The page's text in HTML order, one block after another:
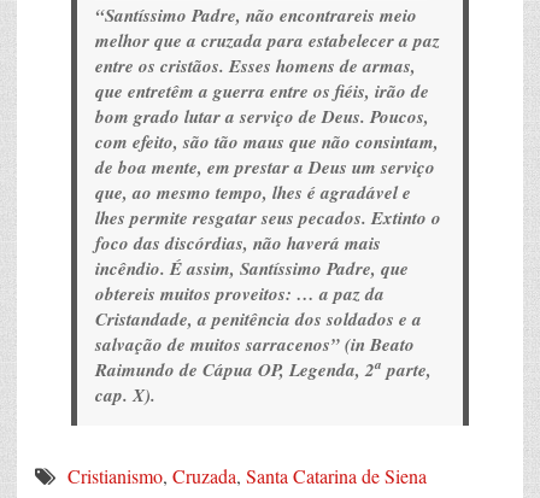
“Santíssimo Padre, não encontrareis meio
melhor que a cruzada para estabelecer a paz
entre os cristãos. Esses homens de armas,
que entretêm a guerra entre os fiéis, irão de
bom grado lutar a serviço de Deus. Poucos,
com efeito, são tão maus que não consintam,
de boa mente, em prestar a Deus um serviço
que, ao mesmo tempo, lhes é agradável e
lhes permite resgatar seus pecados. Extinto o
foco das discórdias, não haverá mais
incêndio. É assim, Santíssimo Padre, que
obtereis muitos proveitos: … a paz da
Cristandade, a penitência dos soldados e a
salvação de muitos sarracenos” (in Beato
Raimundo de Cápua OP, Legenda, 2a parte,
cap. X).
Cristianismo, Cruzada, Santa Catarina de Siena